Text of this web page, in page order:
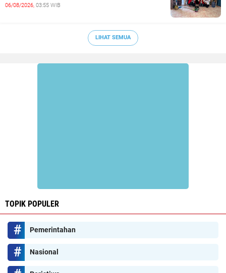
06/08/2026, 03:55 WIB
LIHAT SEMUA
TOPIK POPULER
Pemerintahan
Nasional